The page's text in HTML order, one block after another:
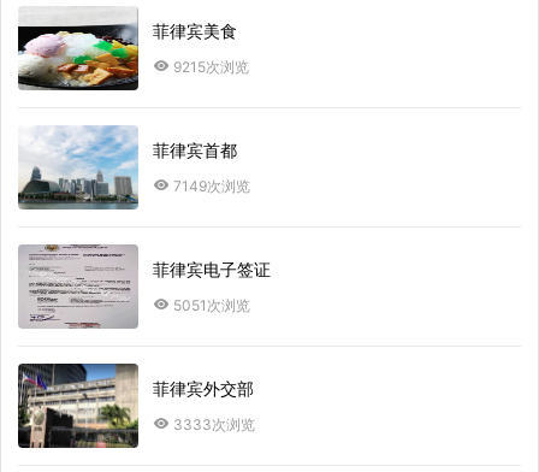
菲律宾美食
9215次浏览
菲律宾首都
7149次浏览
菲律宾电子签证
5051次浏览
菲律宾外交部
3333次浏览